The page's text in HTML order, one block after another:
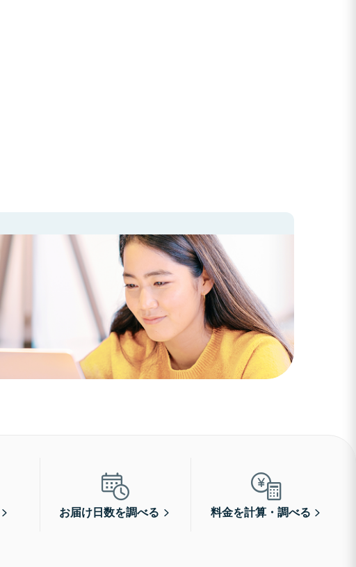
お届け日数を調べる 料金を計算・調べる